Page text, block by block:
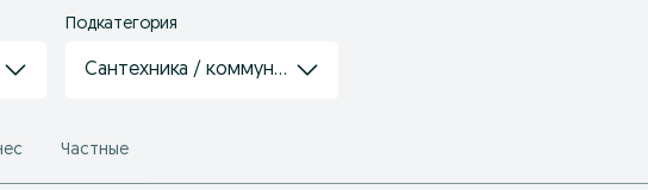
Подкатегория
Сантехника / коммуникации
Частные